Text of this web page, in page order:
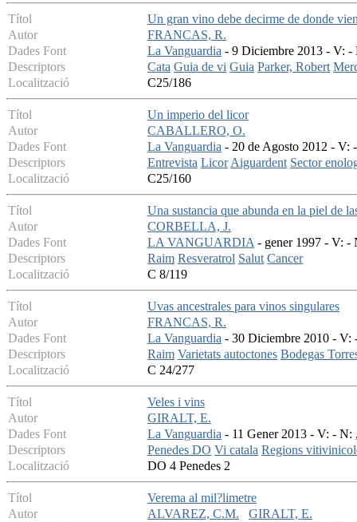
Títol
Un gran vino debe decirme de donde
Autor
FRANCAS, R.
Dades Font
La Vanguardia - 9 Diciembre 2013 - V: -
Descriptors
Cata Guia de vi Guia Parker, Robert
Localització
C25/186
Títol
Un imperio del licor
Autor
CABALLERO, O.
Dades Font
La Vanguardia - 20 de Agosto 2012 - V:
Descriptors
Entrevista LicorAiguardent Sector
Localització
C25/160
Títol
Una sustancia que abunda en la piel de
Autor
CORBELLA, J.
Dades Font
LA VANGUARDIA- gener 1997 - V: -
Descriptors
Raim Resveratrol Salut Cancer
Localització
C 8/119
Títol
Uvas ancestrales para vinos singulares
Autor
FRANCAS, R.
Dades Font
La Vanguardia - 30 Diciembre 2010 - V:
Descriptors
Raim Varietats autoctones Bodegas
Localització
C 24/277
Títol
Veles i vins
Autor
GIRALT, E.
Dades Font
La Vanguardia - 11 Gener 2013 - V: - N:
Descriptors
Penedes DO Vi catala Regions
Localització
DO 4 Penedes 2
Títol
Verema al mil?limetre
Autor
ALVAREZ, C.M.
GIRALT, E.